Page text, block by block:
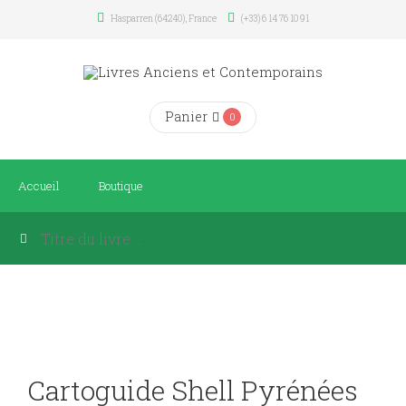
Hasparren (64240), France (+33) 6 14 76 10 91
Panier 0
Accueil Boutique
Cartoguide Shell Pyrénées